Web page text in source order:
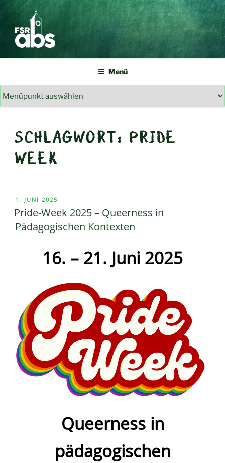
springen
FSR ABS
Studierendenvertretung allgemeinbildendes Lehramt TU Dresden
Menü
SCHLAGWORT:PRIDE
WEEK
VERÖFFENTLICHT
AM
1. JUNI 2025
Pride-Week 2025 – Queerness in
Pädagogischen Kontexten
16. – 21. Juni 2025
Queerness in
pädagogischen